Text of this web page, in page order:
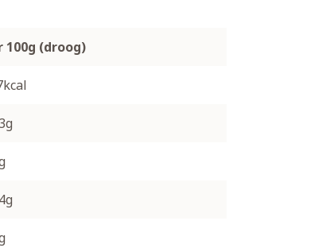
100g (droog)